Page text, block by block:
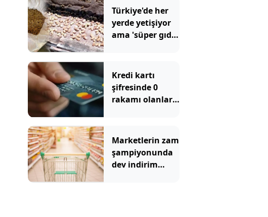
toplanıyor
Türkiye'de her
yerde yetişiyor
ama 'süper gıda'
Kredi kartı
şifresinde 0
rakamı olanlara
Marketlerin zam
şampiyonunda
dev indirim